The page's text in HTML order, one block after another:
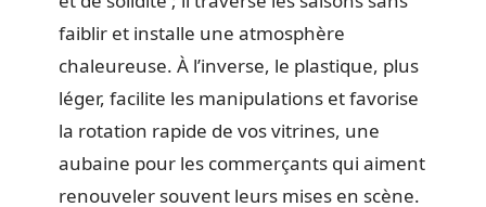
faiblir et installe une atmosphère
chaleureuse. À l’inverse, le plastique, plus
léger, facilite les manipulations et favorise
la rotation rapide de vos vitrines, une
aubaine pour les commerçants qui aiment
renouveler souvent leurs mises en scène.